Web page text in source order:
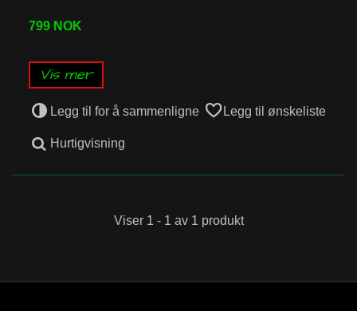
799 NOK
Vis mer
Legg til for å sammenligne Legg til ønskeliste
Hurtigvisning
Viser 1 - 1 av 1 produkt